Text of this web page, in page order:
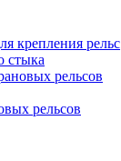
крепления рельс
стыка
рельсов
рельсов